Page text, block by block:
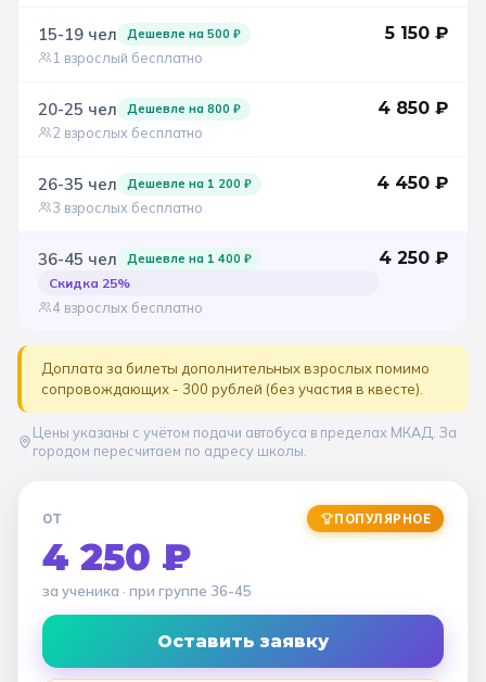
15-19 чел Дешевле на 500 ₽
1 взрослый бесплатно
5 150 ₽
20-25 чел Дешевле на 800 ₽
2 взрослых бесплатно
4 850 ₽
26-35 чел Дешевле на 1 200 ₽
3 взрослых бесплатно
4 450 ₽
36-45 чел
Скидка 25%
Дешевле на 1 400 ₽
4 взрослых бесплатно
4 250 ₽
Доплата за билеты дополнительных взрослых помимо
сопровождающих - 300 рублей (без участия в квесте).
Цены указаны с учётом подачи автобуса в пределах МКАД. За
городом пересчитаем по адресу школы.
ОТ ПОПУЛЯРНОЕ
4 250 ₽
за ученика · при группе 36-45
Оставить заявку